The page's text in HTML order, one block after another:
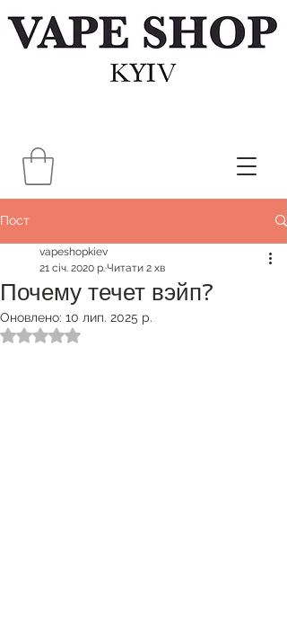
Пост
Почему течет вэйп?
vapeshopkiev
21 січ. 2020 р. Читати 2 хв
Оновлено: 10 лип. 2025 р.
Оцінка: NaN з 5 зірок.